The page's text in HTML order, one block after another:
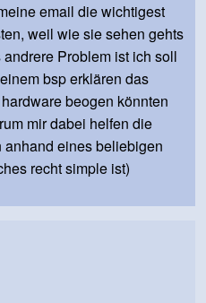
email die wichtigest
weil wie sie sehen gehts
Problem ist ich soll
bsp erklären das
beogen könnten
mir dabei helfen die
eines beliebigen
recht simple ist)